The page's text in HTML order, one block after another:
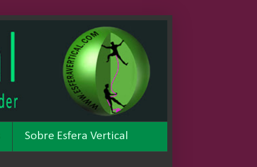
Sobre Esfera Vertical